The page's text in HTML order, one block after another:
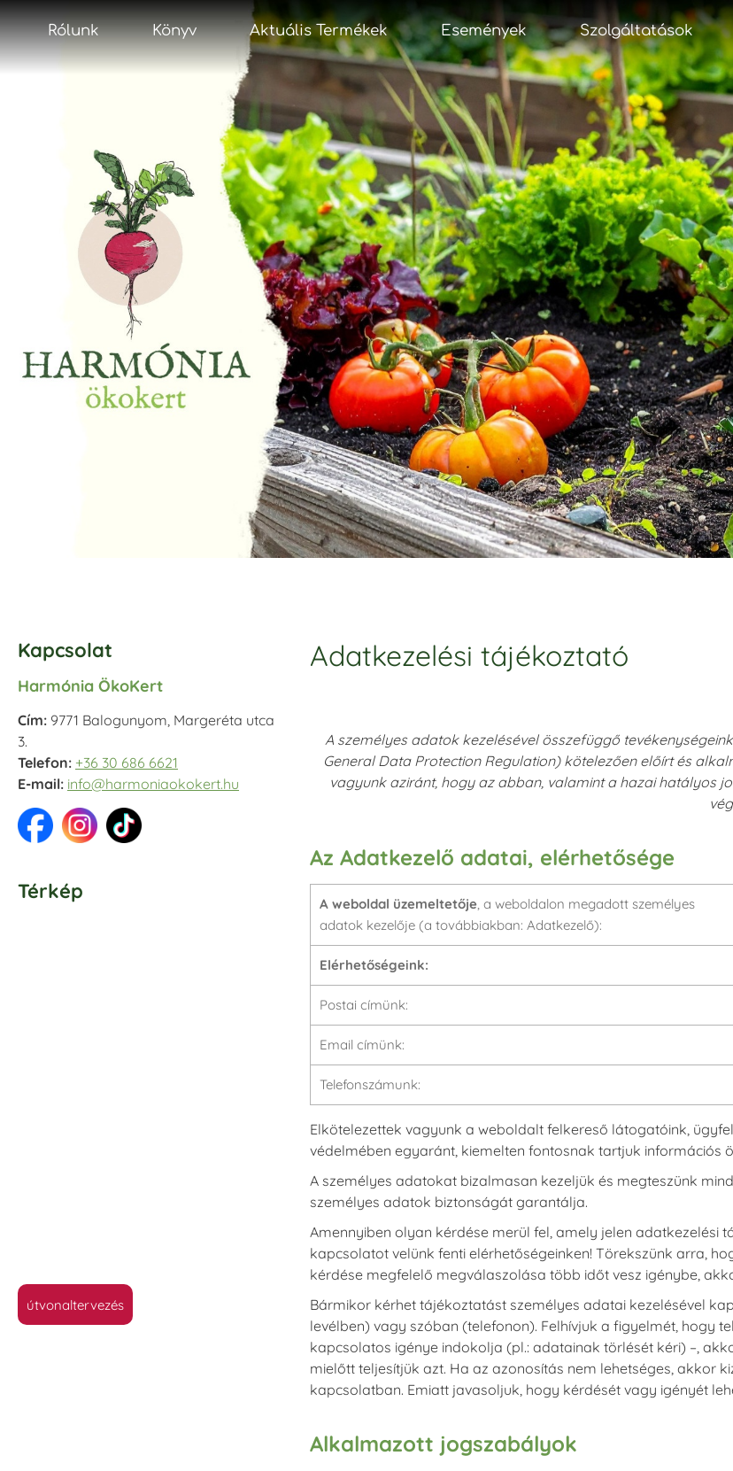
Rólunk Könyv Aktuális Termékek Események Szolgáltatások
Kapcsolat
Harmónia ÖkoKert
Cím: 9771 Balogunyom, Margeréta utca
3.
Telefon: +36 30 686 6621
E-mail: info@harmoniaokokert.hu
Térkép
útvonaltervezés
Adatkezelési tájékoztató
A személyes adatok kezelésével összefüggő
General Data Protection Regulation) kötelezően előírt és
vagyunk aziránt, hogy az abban, valamint a hazai
Az Adatkezelő adatai, elérhetősége
A weboldal üzemeltetője, a weboldalon megadott személyes
adatok kezelője (a továbbiakban: Adatkezelő):
Elérhetőségeink:
Postai címünk:
Email címünk:
Telefonszámunk:
Elkötelezettek vagyunk a weboldalt felkereső látogatóink,
védelmében egyaránt, kiemelten fontosnak tartjuk információs
A személyes adatokat bizalmasan kezeljük és megteszünk
személyes adatok biztonságát garantálja.
Amennyiben olyan kérdése merül fel, amely jelen
kapcsolatot velünk fenti elérhetőségeinken! Törekszünk arra,
kérdése megfelelő megválaszolása több időt vesz igénybe,
Bármikor kérhet tájékoztatást személyes adatai kezelésével
levélben) vagy szóban (telefonon). Felhívjuk a figyelmét, hogy
kapcsolatos igénye indokolja (pl.: adatainak törlését kéri) –,
mielőtt teljesítjük azt. Ha az azonosítás nem lehetséges,
kapcsolatban. Emiatt javasoljuk, hogy kérdését vagy igényét
Alkalmazott jogszabályok